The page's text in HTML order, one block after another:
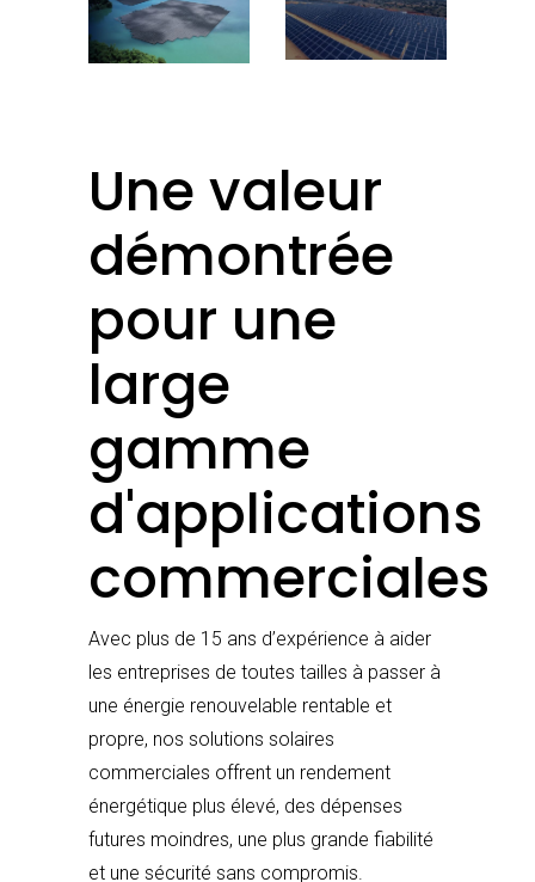
Une valeur
démontrée
pour une
large
gamme
d'applications
commerciales
Avec plus de 15 ans d’expérience à aider
les entreprises de toutes tailles à passer à
une énergie renouvelable rentable et
propre, nos solutions solaires
commerciales offrent un rendement
énergétique plus élevé, des dépenses
futures moindres, une plus grande fiabilité
et une sécurité sans compromis.